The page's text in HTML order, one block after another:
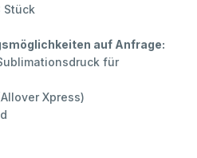
Stück
auf Anfrage:
für
Xpress)